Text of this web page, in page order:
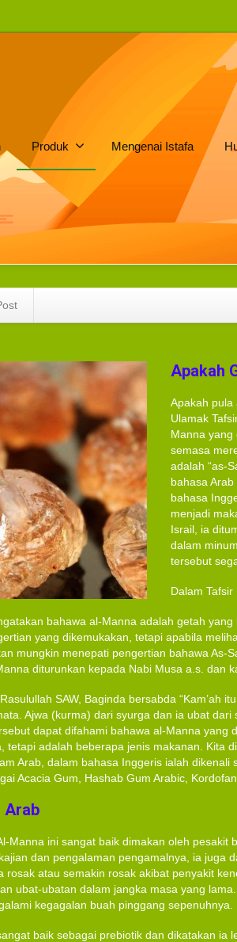
Produk Mengenai Istafa
Apakah
Apakah pula
Ulamak
Manna yang
semasa
adalah “as-
bahasa
bahasa
menjadi
Israil, ia
dalam
tersebut
Dalam Tafsir
bahawa al-Manna adalah getah
yang dikemukakan, tetapi apabila
mungkin menepati pengertian bahawa As-
diturunkan kepada Nabi Musa a.s. dan
SAW, Baginda bersabda “Kam’ah
Ajwa (kurma) dari syurga dan ia ubat dari
dapat difahami bahawa al-Manna yang
tetapi adalah beberapa jenis makanan. Kita
Arab, dalam bahasa Inggeris ialah dikenali
Acacia Gum, Hashab Gum Arabic,
Arab
Manna ini sangat baik dimakan oleh pesakit
dan pengalaman pengamalnya, ia juga
rosak atau semakin rosak akibat penyakit
ubat-ubatan dalam jangka masa yang
kegagalan buah pinggang sepenuhnya.
baik sebagai prebiotik dan dikatakan ia